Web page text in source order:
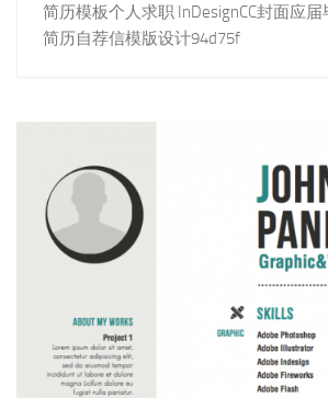
简历模板个人求职 InDesignCC封面应
简历自荐信模版设计94d75f